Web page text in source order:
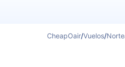
CheapOair/Vuelos/